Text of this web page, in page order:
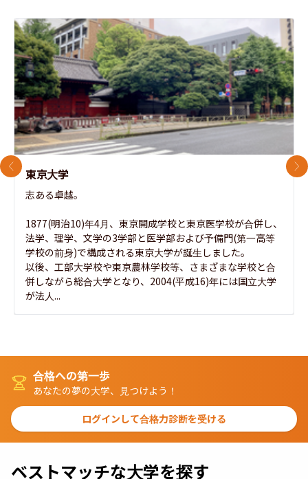
東京大学
志ある卓越。
1877(明治10)年4月、東京開成学校と東京医学校が合併し、
法学、理学、文学の3学部と医学部および予備門(第一高等
学校の前身)で構成される東京大学が誕生しました。
以後、工部大学校や東京農林学校等、さまざまな学校と合
併しながら総合大学となり、2004(平成16)年には国立大学
が法人...
前のスライド 次
合格への第一歩
あなたの夢の大学、見つけよう！
ログインして合格力診断を受ける
ベストマッチな大学を探す